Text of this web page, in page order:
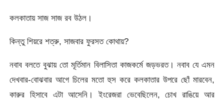
কলকাতায় সাজ সাজ রব উঠল।
কিন্তু শিয়রে শত্রু, সাজবার ফুরসত কোথায়?
নবাব বলতে বুঝায় তো মূর্তিমান বিলাসিতা কাজকর্মে জড়ভরত। নবাব যে এমন
দেখবার-বোঝবার আগে চিলের মতো হুস করে কলকাতার উপরে ছোঁ মারবেন,
কারুর হিসাবে এটা আসেনি। ইংরেজরা ভেবেছিলেন, চোখ রাঙিয়ে আর